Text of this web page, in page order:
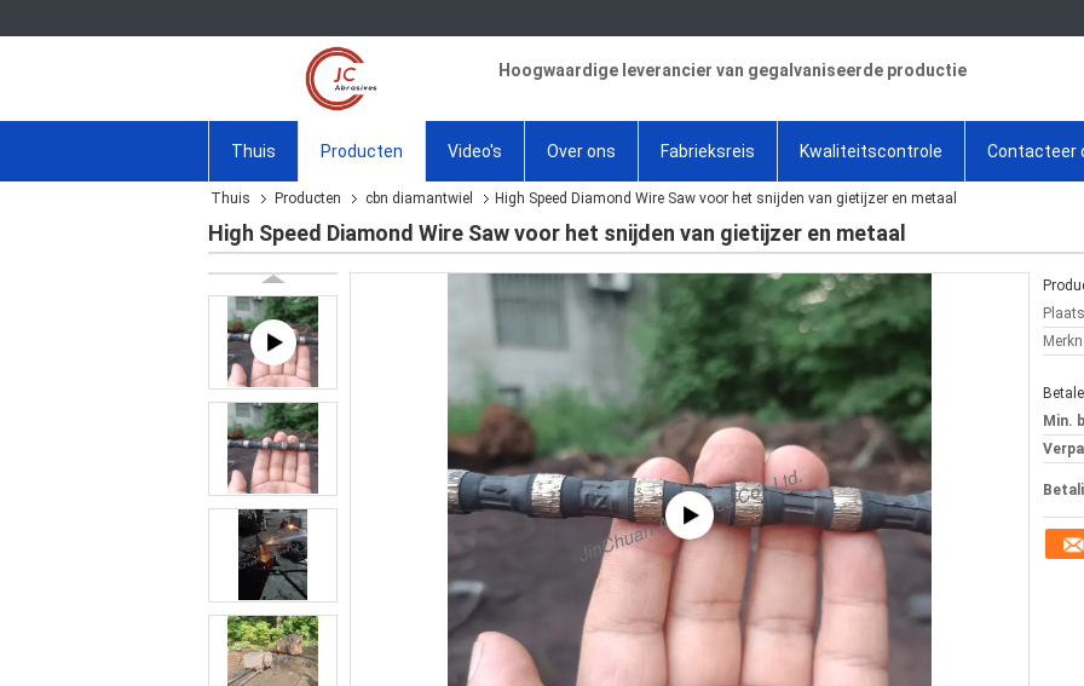
Hoogwaardige leverancier van gegalvaniseerde productie
Thuis Producten Video's Over ons Fabrieksreis Kwaliteitscontrole Contacteer
Thuis Producten cbn diamantwiel High Speed Diamond Wire Saw voor het snijden van gietijzer en metaal
High Speed Diamond Wire Saw voor het snijden van gietijzer en metaal
Min.